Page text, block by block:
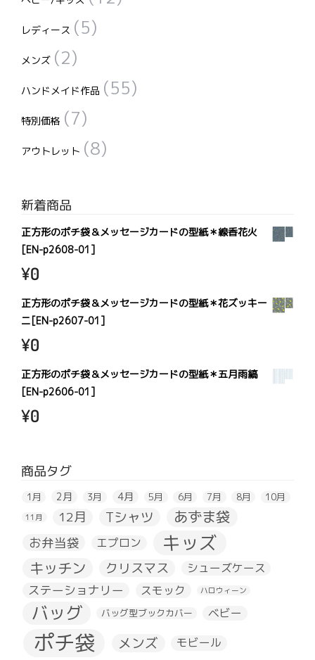
レディース (5)
メンズ (2)
ハンドメイド作品 (55)
特別価格 (7)
アウトレット (8)
新着商品
正方形のポチ袋＆メッセージカードの型紙＊線香花火
[EN-p2608-01]
¥0
正方形のポチ袋＆メッセージカードの型紙＊花ズッキー
ニ[EN-p2607-01]
¥0
正方形のポチ袋＆メッセージカードの型紙＊五月雨縞
[EN-p2606-01]
¥0
商品タグ
1月 2月 3月 4月 5月 6月 7月 8月 10月
11月 12月 Tシャツ あずま袋
お弁当袋 エプロン キッズ
キッチン クリスマス シューズケース
ステーショナリー スモック ハロウィーン
バッグ バッグ型ブックカバー ベビー
ポチ袋 メンズ モビール